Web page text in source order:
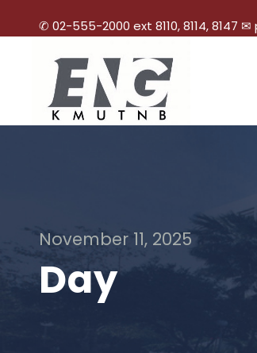
✆ 02-555-2000 ext 8110, 8114, 8147
November 11, 2025
Day